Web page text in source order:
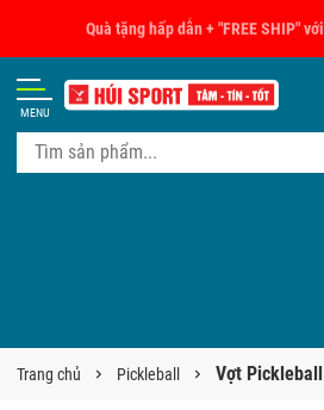
Quà tặng hấp dẫn + "FREE SHIP"
MENU
Trang chủ Pickleball Vợt